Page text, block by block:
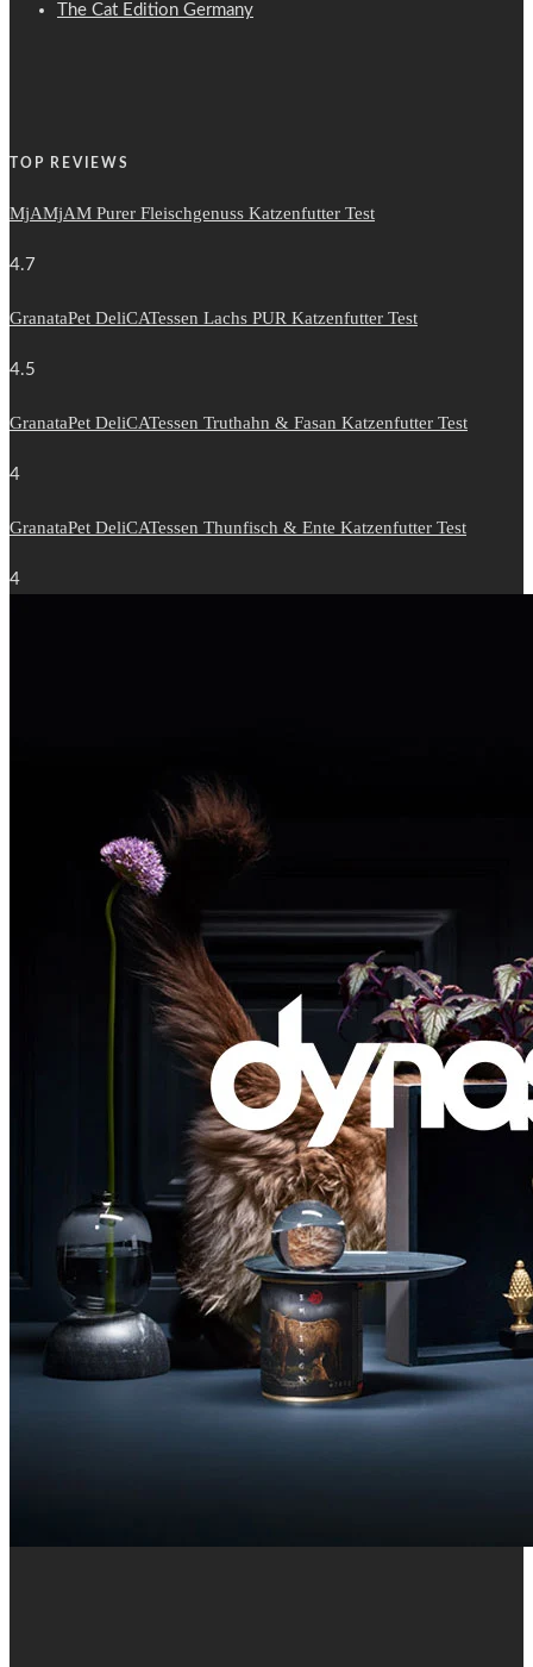
The Cat Edition Germany
TOP REVIEWS
MjAMjAM Purer Fleischgenuss Katzenfutter Test
4.7
GranataPet DeliCATessen Lachs PUR Katzenfutter Test
4.5
GranataPet DeliCATessen Truthahn & Fasan Katzenfutter Test
4
GranataPet DeliCATessen Thunfisch & Ente Katzenfutter Test
4